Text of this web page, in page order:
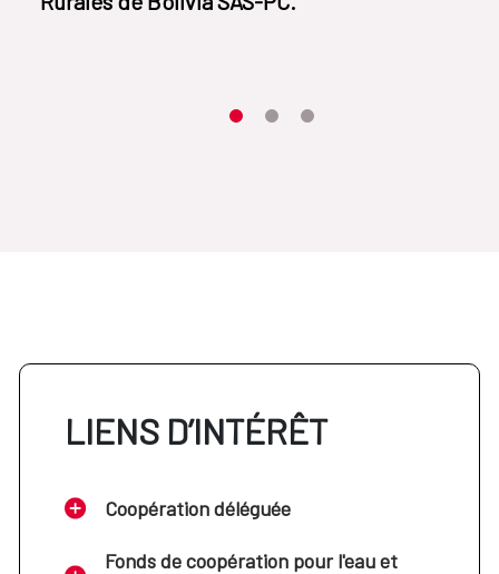
Item 1Item2Item3
LIENS D’INTÉRÊT
Coopération déléguée
Fonds de coopération pour l'eau et